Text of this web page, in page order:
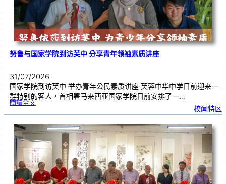
努鲁与国家学院到访芙中 分享青年领袖素质讲座
31/07/2026
国家学院到访芙中 举办青年公民素质讲座 芙蓉中华中学日前迎来一
群特别的客人，首相署马来西亚国家学院日前安排了一…
閱讀全文:努
国
学
院
到
访
中
分
享
青
年
领
袖
素
质
讲
座
校闻特区